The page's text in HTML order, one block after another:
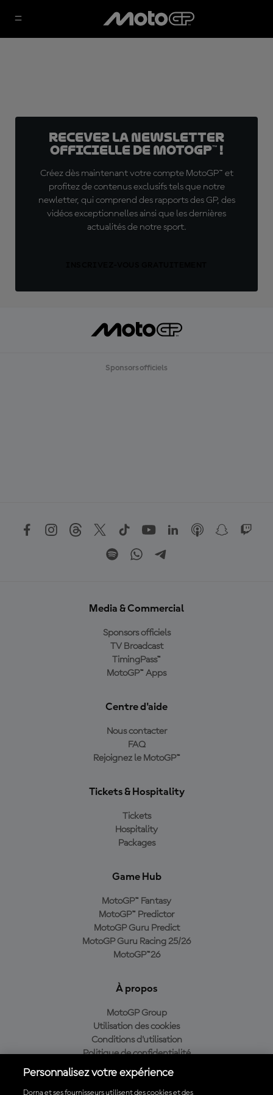
Recevez la Newsletter
officielle de MotoGP™ !
Créez dès maintenant votre compte MotoGP™ et
profitez de contenus exclusifs tels que notre
newletter, qui comprend des rapports des GP, des
vidéos exceptionnelles ainsi que les dernières
actualités de notre sport.
Sponsors officiels
Media & Commercial
Sponsors officiels
TV Broadcast
TimingPass™
MotoGP™ Apps
Centre d'aide
Nous contacter
FAQ
Rejoignez le MotoGP™
Tickets & Hospitality
Tickets
Hospitality
Packages
Game Hub
MotoGP™ Fantasy
MotoGP™ Predictor
MotoGP Guru Predict
MotoGP Guru Racing 25/26
MotoGP™26
À propos
MotoGP Group
Utilisation des cookies
Conditions d'utilisation
Politique de confidentialité
Politique d’achat
Personnalisez votre expérience
Dorna et ses fournisseurs utilisent des cookies et des